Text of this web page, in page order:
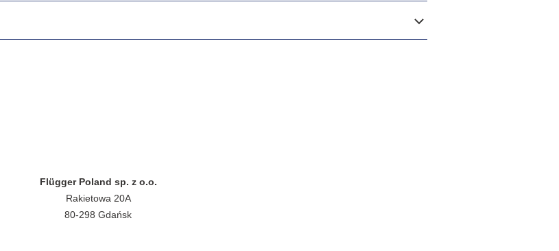
Flügger Poland sp. z o.o.
Rakietowa 20A
80-298 Gdańsk